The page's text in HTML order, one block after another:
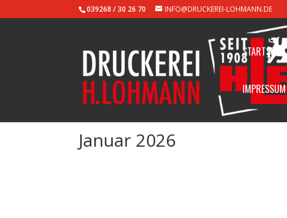
039268 / 30 26 70 INFO@DRUCKEREI-LOHMANN.DE
STARTSEITE
IMPRESSUM
Januar 2026